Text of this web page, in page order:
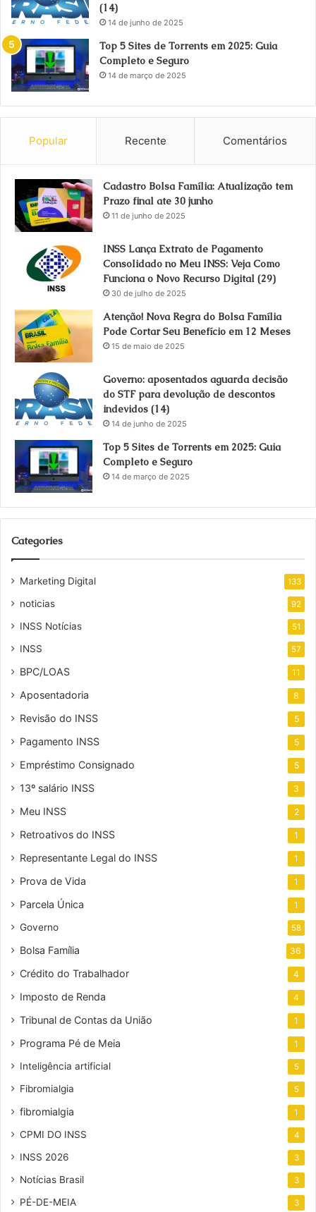
(14)
14 de junho de 2025
Top 5 Sites de Torrents em 2025: Guia
Completo e Seguro
14 de março de 2025
Popular Recente Comentários
Cadastro Bolsa Família: Atualização tem
Prazo final ate 30 junho
11 de junho de 2025
INSS Lança Extrato de Pagamento
Consolidado no Meu INSS: Veja Como
Funciona o Novo Recurso Digital (29)
30 de julho de 2025
Atenção! Nova Regra do Bolsa Família
Pode Cortar Seu Benefício em 12 Meses
15 de maio de 2025
Governo: aposentados aguarda decisão
do STF para devolução de descontos
indevidos (14)
14 de junho de 2025
Top 5 Sites de Torrents em 2025: Guia
Completo e Seguro
14 de março de 2025
Categories
Marketing Digital 133
noticias 92
INSS Notícias 51
INSS 57
BPC/LOAS 11
Aposentadoria 8
Revisão do INSS 5
Pagamento INSS 5
Empréstimo Consignado 5
13º salário INSS 3
Meu INSS 2
Retroativos do INSS 1
Representante Legal do INSS 1
Prova de Vida 1
Parcela Única 1
Governo 58
Bolsa Família 36
Crédito do Trabalhador 4
Imposto de Renda 4
Tribunal de Contas da União 1
Programa Pé de Meia 1
Inteligência artificial 5
Fibromialgia 5
fibromialgia 1
CPMI DO INSS 4
INSS 2026 3
Notícias Brasil 3
PÉ-DE-MEIA 3